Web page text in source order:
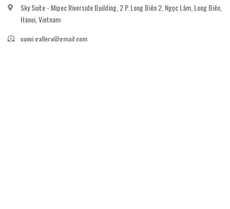
Sky Suite - Mipec Riverside Building, 2 P. Long Biên 2, Ngọc Lâm, Long Biên,
Hanoi, Vietnam
vanvi.gallery@gmail.com